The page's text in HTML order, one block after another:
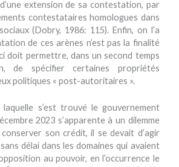
extension de sa contestation, par
contestataires homologues dans
(Dobry, 1986: 115). Enfin, on l’a
de ces arènes n’est pas la finalité
doit permettre, dans un second temps
de spécifier certaines propriétés
politiques « post-autoritaires ».
s’est trouvé le gouvernement
2023 s’apparente à un dilemme
son crédit, il se devait d’agir
délai dans les domaines qui avaient
au pouvoir, en l’occurrence le